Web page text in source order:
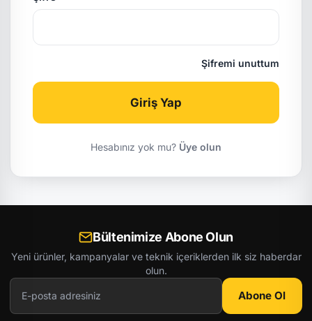
Şifremi unuttum
Giriş Yap
Hesabınız yok mu? Üye olun
Bültenimize Abone Olun
Yeni ürünler, kampanyalar ve teknik içeriklerden ilk siz haberdar
olun.
Abone Ol